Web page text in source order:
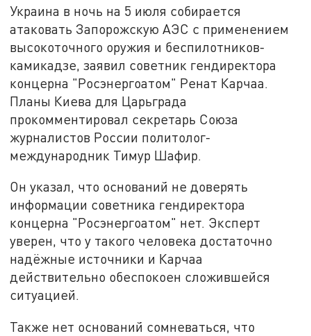
Украина в ночь на 5 июля собирается
атаковать Запорожскую АЭС с применением
высокоточного оружия и беспилотников-
камикадзе, заявил советник гендиректора
концерна "Росэнергоатом" Ренат Карчаа.
Планы Киева для Царьграда
прокомментировал секретарь Союза
журналистов России политолог-
международник Тимур Шафир.
Он указал, что оснований не доверять
информации советника гендиректора
концерна "Росэнергоатом" нет. Эксперт
уверен, что у такого человека достаточно
надёжные источники и Карчаа
действительно обеспокоен сложившейся
ситуацией.
Также нет оснований сомневаться, что